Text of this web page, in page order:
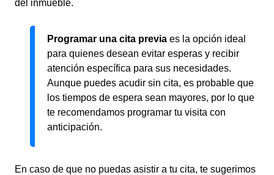
del inmueble.
Programar una cita previa es la opción ideal
para quienes desean evitar esperas y recibir
atención específica para sus necesidades.
Aunque puedes acudir sin cita, es probable que
los tiempos de espera sean mayores, por lo que
te recomendamos programar tu visita con
anticipación.
En caso de que no puedas asistir a tu cita, te sugerimos